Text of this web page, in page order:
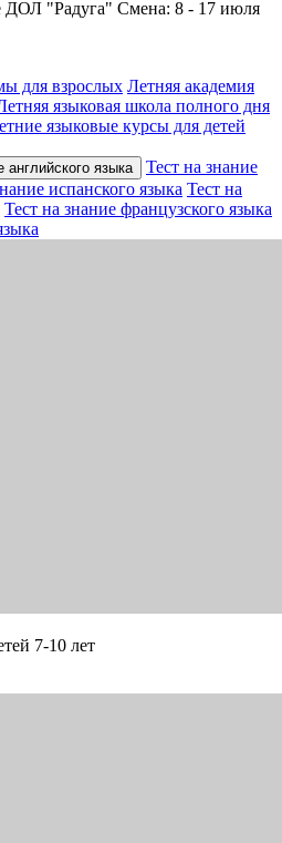
ДОЛ "Радуга" Смена: 8 - 17 июля
для взрослых Летняя академия
языковая школа полного дня
языковые курсы для детей
английского языка
Тест на знание
испанского языка Тест на
Тест на знание французского языка
7-10 лет